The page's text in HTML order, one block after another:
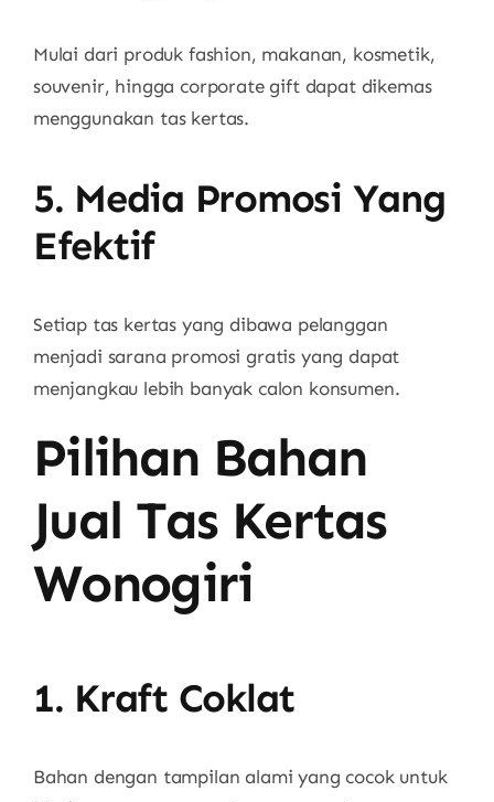
Mulai dari produk fashion, makanan, kosmetik,
souvenir, hingga corporate gift dapat dikemas
menggunakan tas kertas.
5. Media Promosi Yang
Efektif
Setiap tas kertas yang dibawa pelanggan
menjadi sarana promosi gratis yang dapat
menjangkau lebih banyak calon konsumen.
Pilihan Bahan
Jual Tas Kertas
Wonogiri
1. Kraft Coklat
Bahan dengan tampilan alami yang cocok untuk